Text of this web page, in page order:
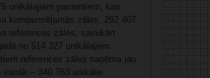
unikālajiem pacientiem, kas
kompensējamās zāles, 292 407
references zāles, savukārt
no 514 327 unikālajiem
references zāles saņēma jau
vairāk – 340 763 unikālie